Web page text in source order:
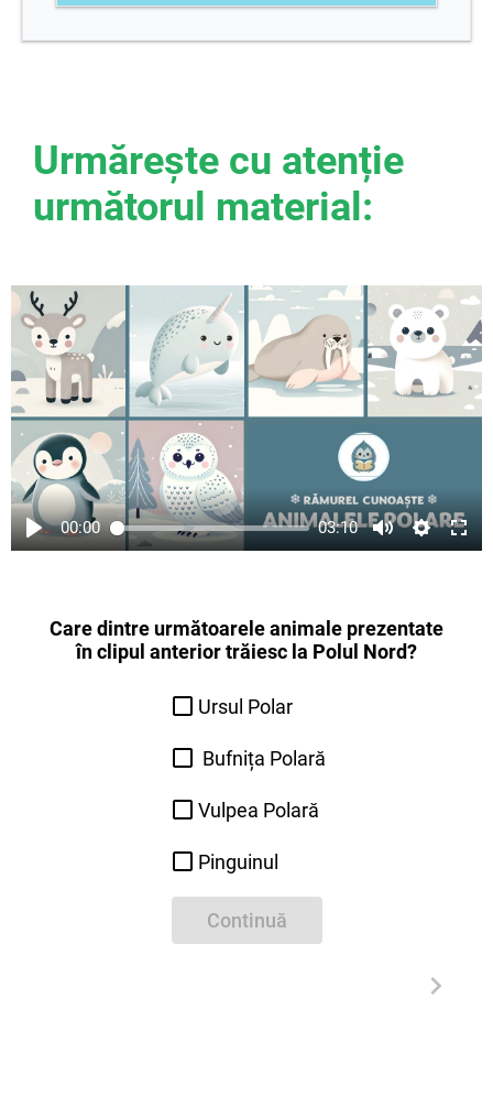
Urmărește cu atenție
următorul material:
00:00 03:10
Care dintre următoarele animale prezentate
în clipul anterior trăiesc la Polul Nord?
Ursul Polar
Bufnița Polară
Vulpea Polară
Pinguinul
Continuă